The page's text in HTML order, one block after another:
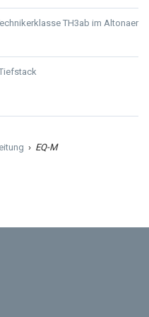
TH3ab im Altonaer
› EQ-M